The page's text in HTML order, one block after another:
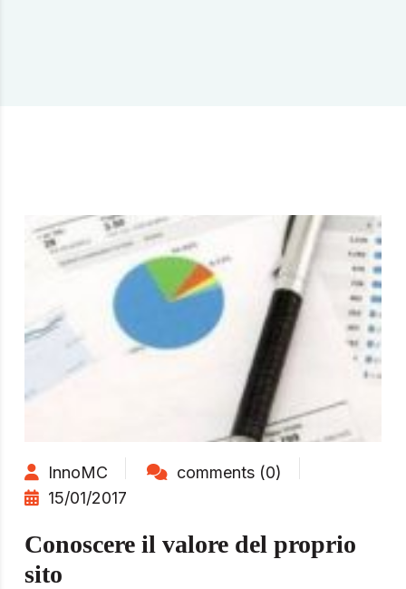
InnoMC
comments (0)
15/01/2017
Conoscere il valore del proprio
sito